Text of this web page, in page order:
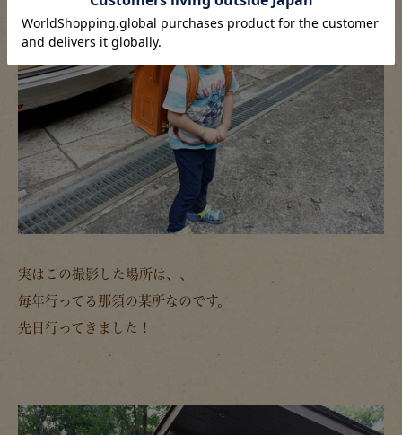
実はこの撮影した場所は、、
毎年行ってる那須の某所なのです。
先日行ってきました！